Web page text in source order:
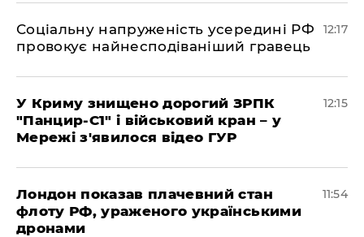
Соціальну напруженість усередині РФ
провокує найнесподіваніший гравець
12:17
У Криму знищено дорогий ЗРПК
"Панцир-С1" і військовий кран – у
Мережі з'явилося відео ГУР
12:15
Лондон показав плачевний стан
флоту РФ, ураженого українськими
дронами
11:54